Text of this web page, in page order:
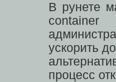
В рунете
ускорить
процесс